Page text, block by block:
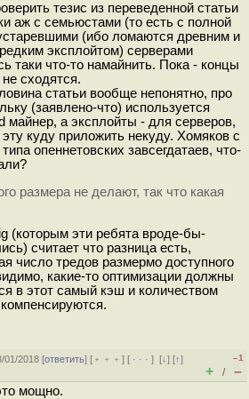
тезис из переведенной статьи
аж с семьюстами (то есть с полной
(ибо ломаются древним и
эксплойтом) серверами
таки что-то намайнить. Пока - концы
сходятся.
статьи вообще непонятно, про
(заявлено-что) используется
майнер, а эксплойты - для серверов,
куду приложить некуду. Хомяков с
опеннетовских завсегдатаев, что-
размера не делают, так что какая
(которым эти ребята вроде-бы-
считает что разница есть,
число тредов размермо доступного
какие-то оптимизации должны
в этот самый кэш и количеством
01/2018 [ответить] [ ﹢﹢﹢] [ · · ·][↓] [↑]
–1
+ / –
мощно.